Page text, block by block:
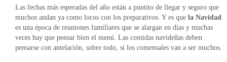
Las fechas más esperadas del año están a puntito de llegar y seguro que
muchos andan ya como locos con los preparativos. Y es que la Navidad
es una época de reuniones familiares que se alargan en días y muchas
veces hay que pensar bien el menú. Las comidas navideñas deben
pensarse con antelación, sobre todo, si los comensales van a ser muchos.